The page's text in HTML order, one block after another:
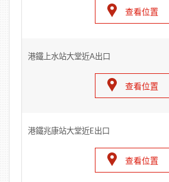
查看位置
港鐵上水站大堂近A出口
查看位置
港鐵兆康站大堂近E出口
查看位置